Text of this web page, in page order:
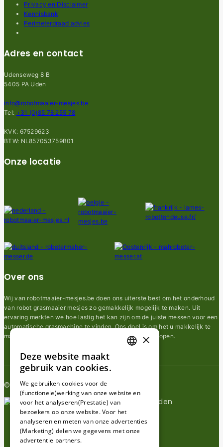
Privacy en Disclaimer
Kennisbank
Perimeterdraad advies
Adres en contact
Udenseweg 8 B
5405 PA Uden
info@robotmaaier-mesjes.be
Tel: +31 (0)85 78 255 78
KVK: 67529623
BTW: NL857053759B01
Onze locatie
Over ons
Wij van robotmaaier-mesjes.be doen ons uiterste best om het onderhoud
van robot grasmaaier mesjes zo gemakkelijk mogelijk te maken. Uit
ervaring merkten we hoe lastig het kan zijn om de juiste messen voor een
automatische grasmachine te vinden. Ons doel is om het u makkelijk te
maken om de goede mesjes voor uw robotmaaier te kopen.
© 2026 Robotmaaier-mesjes.be
GERMAN
×
Deze website maakt
gebruik van cookies.
We gebruiken cookies voor de
(functionele)werking van onze website en
voor het analyseren(Prestatie) van
bezoekers op onze website. Voor het
analyseren en meten van onze advertenties
(Marketing) delen we gegevens met onze
advertentie partners.